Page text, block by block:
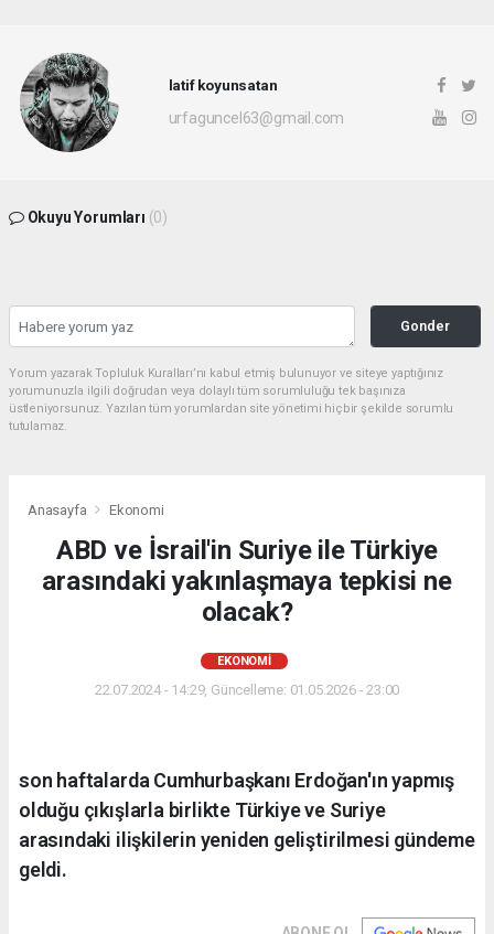
latif koyunsatan
urfaguncel63@gmail.com
Okuyu Yorumları (0)
Gonder
Yorum yazarak Topluluk Kuralları’nı kabul etmiş bulunuyor ve siteye yaptığınız
yorumunuzla ilgili doğrudan veya dolaylı tüm sorumluluğu tek başınıza
üstleniyorsunuz. Yazılan tüm yorumlardan site yönetimi hiçbir şekilde sorumlu
tutulamaz.
Anasayfa Ekonomi
ABD ve İsrail'in Suriye ile Türkiye
arasındaki yakınlaşmaya tepkisi ne
olacak?
EKONOMI
22.07.2024 - 14:29, Güncelleme: 01.05.2026 - 23:00
son haftalarda Cumhurbaşkanı Erdoğan'ın yapmış
olduğu çıkışlarla birlikte Türkiye ve Suriye
arasındaki ilişkilerin yeniden geliştirilmesi gündeme
geldi.